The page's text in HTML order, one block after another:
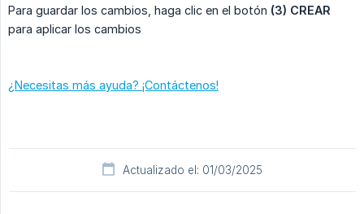
Para guardar los cambios, haga clic en el botón (3) CREAR
para aplicar los cambios
¿Necesitas más ayuda? ¡Contáctenos!
Actualizado el: 01/03/2025